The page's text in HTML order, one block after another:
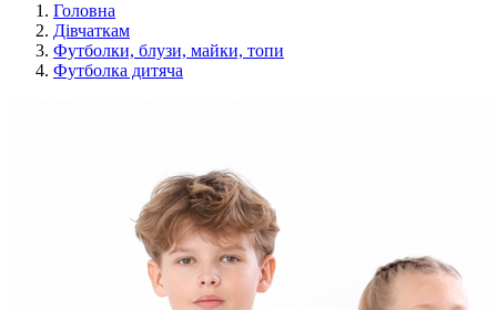
Головна
Дівчаткам
Футболки, блузи, майки, топи
Футболка дитяча